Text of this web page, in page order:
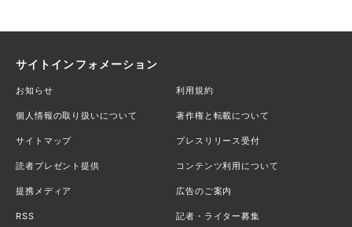
サイトインフォメーション
お知らせ 利用規約
個人情報の取り扱いについて 著作権と転載について
サイトマップ プレスリリース受付
読者プレゼント提供 コンテンツ利用について
提携メディア 広告のご案内
RSS 記者・ライター募集